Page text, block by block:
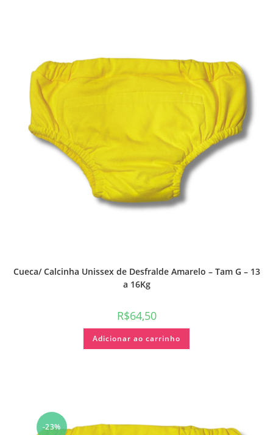
Cueca/ Calcinha Unissex de Desfralde Amarelo – Tam G – 13
a 16Kg
R$64,50
Adicionar ao carrinho
-23%